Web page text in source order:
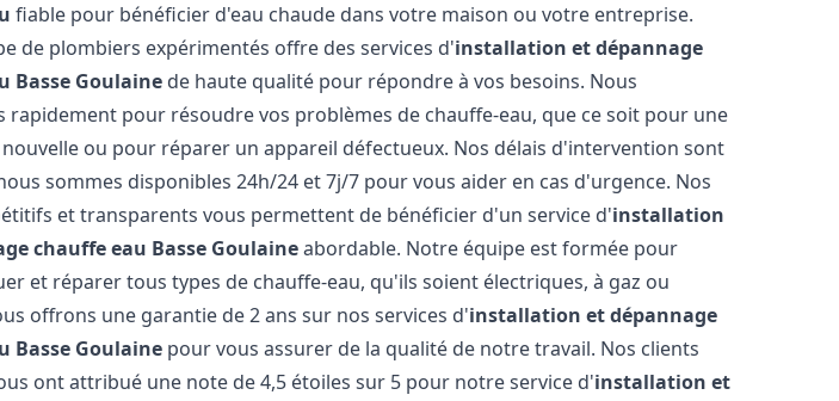
fiable pour bénéficier d'eau chaude dans votre maison ou votre entreprise.
de plombiers expérimentés offre des services d'installation et dépannage
Basse Goulaine de haute qualité pour répondre à vos besoins. Nous
rapidement pour résoudre vos problèmes de chauffe-eau, que ce soit pour une
ou pour réparer un appareil défectueux. Nos délais d'intervention sont
sommes disponibles 24h/24 et 7j/7 pour vous aider en cas d'urgence. Nos
et transparents vous permettent de bénéficier d'un service d'installation
chauffe eau Basse Goulaineabordable. Notre équipe est formée pour
et réparer tous types de chauffe-eau, qu'ils soient électriques, à gaz ou
offrons une garantie de 2 ans sur nos services d'installation et dépannage
Basse Goulaine pour vous assurer de la qualité de notre travail. Nos clients
ont attribué une note de 4,5 étoiles sur 5 pour notre service d'installation et